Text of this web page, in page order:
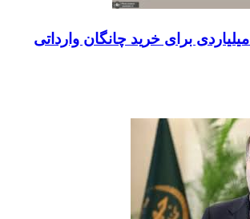
پیش‌پرداخت ۲.۴ میلیاردی برای خرید چانگان وارداتی